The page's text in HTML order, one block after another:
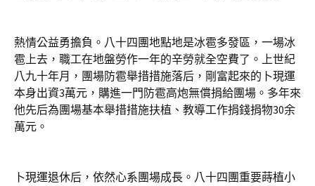
熱情公益勇擔負。八十四團地點地是冰雹多發區，一場冰
雹上去，職工在地盤勞作一年的辛勞就全空費了。上世紀
八九十年月，團場防雹舉措措施落后，剛富起來的卜現運
本身出資3萬元，購進一門防雹高炮無償捐給團場。多年來
他先后為團場基本舉措措施扶植、教導工作捐錢捐物30余
萬元。
卜現運退休后，依然心系團場成長。八十四團重要蒔植小